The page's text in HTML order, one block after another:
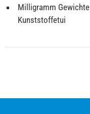
Milligramm
Kunststoffetui